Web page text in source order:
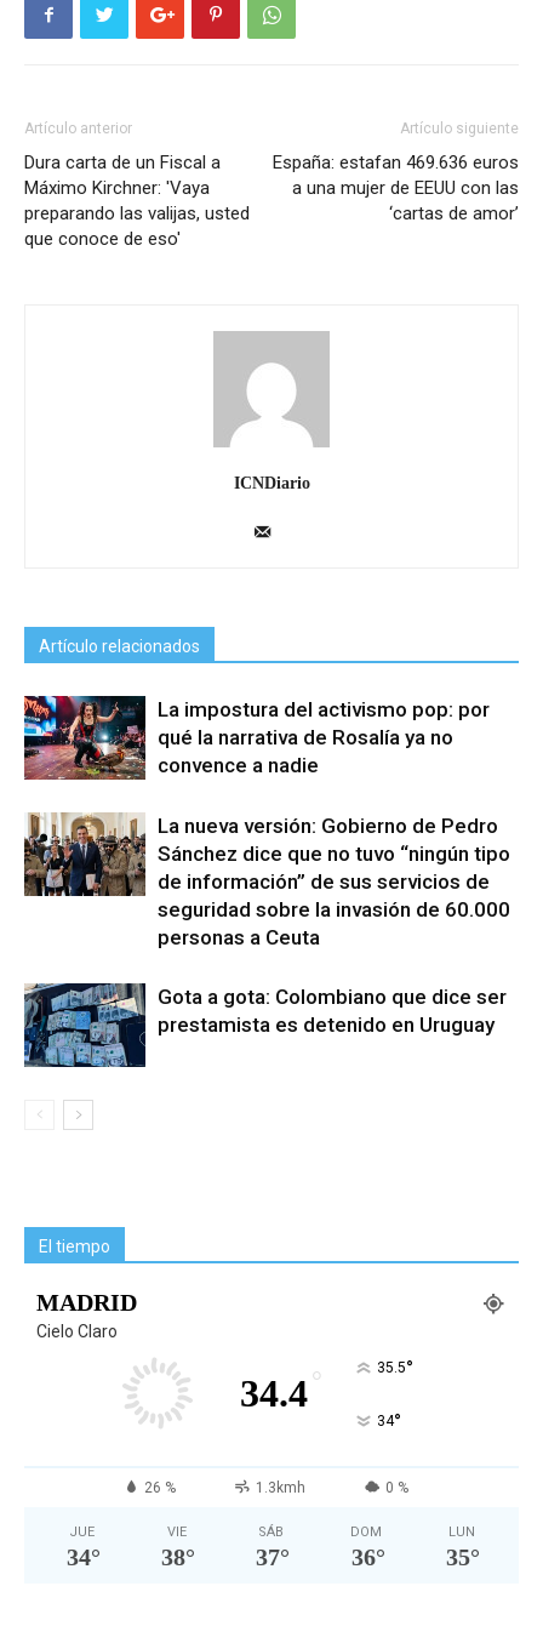
Artículo anterior
Dura carta de un Fiscal a
Máximo Kirchner: 'Vaya
preparando las valijas, usted
que conoce de eso'
Artículo siguiente
España: estafan 469.636 euros
a una mujer de EEUU con las
‘cartas de amor’
ICNDiario
Artículo relacionados
La impostura del activismo pop: por
qué la narrativa de Rosalía ya no
convence a nadie
La nueva versión: Gobierno de Pedro
Sánchez dice que no tuvo “ningún tipo
de información” de sus servicios de
seguridad sobre la invasión de 60.000
personas a Ceuta
Gota a gota: Colombiano que dice ser
prestamista es detenido en Uruguay
El tiempo
MADRID
Cielo Claro
34.4° 35.5°
34°
26 % 1.3kmh 0 %
JUE
34°
VIE
38°
SÁB
37°
DOM
36°
LUN
35°